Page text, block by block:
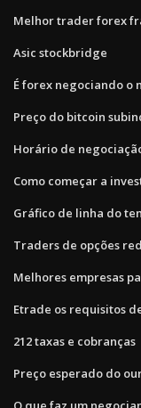
Melhor trader forex
Asic stockbridge
É forex negociando o
Preço do bitcoin
Horário de
Como começar a
Gráfico de linha do
Traders de opções
Melhores empresas
Etrade os requisitos
212 taxas e cobranças
Preço esperado do